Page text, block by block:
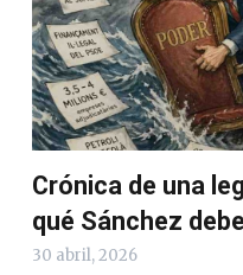
Crónica de una
qué Sánchez
30 abril, 2026